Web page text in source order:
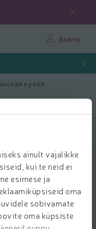
ainult vajalikke
kui te neid ei
esimese ja
oma
sobivamate
oma küpsiste
Войти
кухня